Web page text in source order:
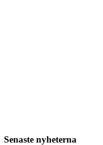
Senaste nyheterna